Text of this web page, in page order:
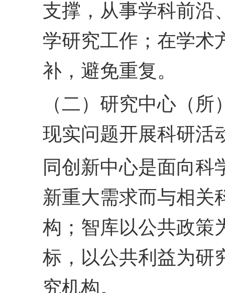
支撑，从事学科前沿
学研究工作；在学术
补，避免重复。
（二）研究中心（
现实问题开展科研活
同创新中心是面向
新重大需求而与相关
构； 智库以公共政策
标，以公共利益为研
究机构。